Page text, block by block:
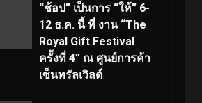
“ช้อป” เป็นการ “ให้” 6-
12 ธ.ค. นี้ ที่ งาน “The
Royal Gift Festival
ครั้งที่ 4” ณ ศูนย์การค้า
เซ็นทรัลเวิลด์